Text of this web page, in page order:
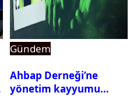
Gündem
Ahbap Derneği’ne
yönetim kayyumu